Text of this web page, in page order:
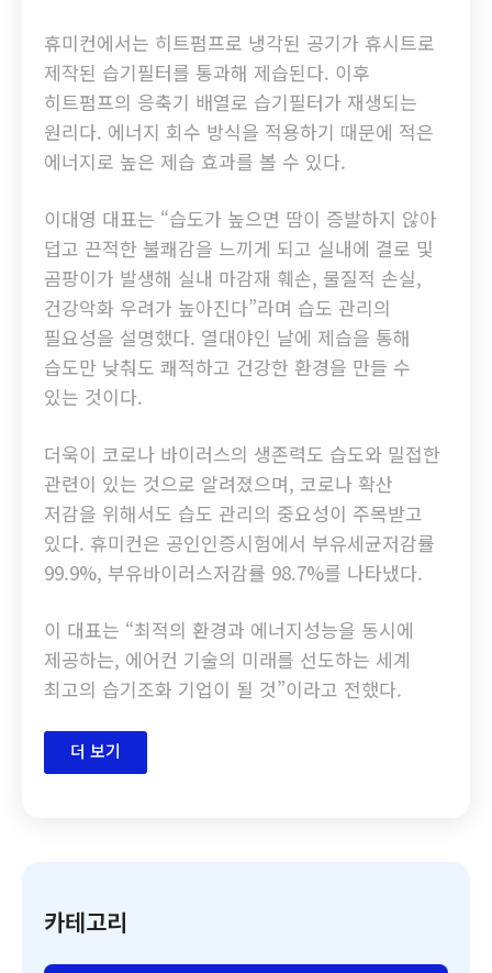
휴미컨에서는 히트펌프로 냉각된 공기가 휴시트로
제작된 습기필터를 통과해 제습된다. 이후
히트펌프의 응축기 배열로 습기필터가 재생되는
원리다. 에너지 회수 방식을 적용하기 때문에 적은
에너지로 높은 제습 효과를 볼 수 있다.
이대영 대표는 “습도가 높으면 땀이 증발하지 않아
덥고 끈적한 불쾌감을 느끼게 되고 실내에 결로 및
곰팡이가 발생해 실내 마감재 훼손, 물질적 손실,
건강악화 우려가 높아진다”라며 습도 관리의
필요성을 설명했다. 열대야인 날에 제습을 통해
습도만 낮춰도 쾌적하고 건강한 환경을 만들 수
있는 것이다.
더욱이 코로나 바이러스의 생존력도 습도와 밀접한
관련이 있는 것으로 알려졌으며, 코로나 확산
저감을 위해서도 습도 관리의 중요성이 주목받고
있다. 휴미컨은 공인인증시험에서 부유세균저감률
99.9%, 부유바이러스저감률 98.7%를 나타냈다.
이 대표는 “최적의 환경과 에너지성능을 동시에
제공하는, 에어컨 기술의 미래를 선도하는 세계
최고의 습기조화 기업이 될 것”이라고 전했다.
더 보기
카테고리